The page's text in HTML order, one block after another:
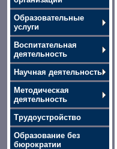
Образовательные
услуги
Воспитательная
деятельность
Научная деятельность
Методическая
деятельность
Трудоустройство
Образование без
бюрократии